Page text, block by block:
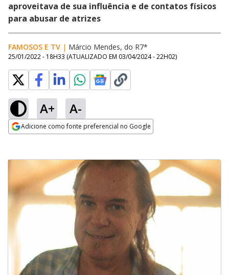
aproveitava de sua influência e de contatos físicos
para abusar de atrizes
FAMOSOS E TV | Márcio Mendes, do R7*
25/01/2022 - 18H33 (ATUALIZADO EM 03/04/2024 - 22H02)
A+ A-
Adicione como fonte preferencial no Google